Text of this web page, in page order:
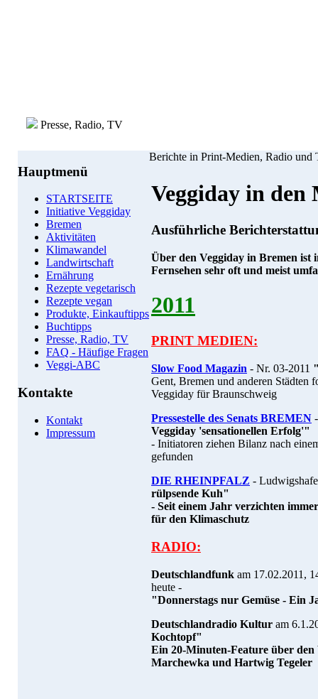
Presse, Radio, TV
Hauptmenü
STARTSEITE
Initiative Veggiday
Bremen
Aktivitäten
Klimawandel
Landwirtschaft
Ernährung
Rezepte vegetarisch
Rezepte vegan
Produkte, Einkauftipps
Buchtipps
Presse, Radio, TV
FAQ - Häufige Fragen
Veggi-ABC
Kontakte
Kontakt
Impressum
Berichte in Print-Medien, Radio und
Veggiday in den
Ausführliche
Über den Veggiday in Bremen
Fernsehen sehr oft und meist
2011
PRINT MEDIEN:
Slow Food Magazin - Nr. 03-2011
Gent, Bremen und anderen Städten
Veggiday für Braunschweig
Pressestelle des Senats BREMEN
Veggiday 'sensationellen Erfolg'"
- Initiatoren ziehen Bilanz nach
gefunden
DIE RHEINPFALZ -
rülpsende Kuh"
- Seit einem Jahr verzichten
für den Klimaschutz
RADIO:
Deutschlandfunk am 17.02.2011,
heute -
"Donnerstags nur Gemüse - Ein
Deutschlandradio Kultur am
Kochtopf"
Ein 20-Minuten-Feature über
Marchewka und Hartwig Tegeler